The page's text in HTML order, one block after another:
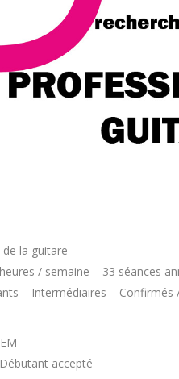
la guitare
/ semaine – 33 séances
– Intermédiaires –
accepté